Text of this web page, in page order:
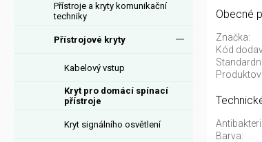
Přístroje a kryty komunikační
techniky
Přístrojové kryty
Kabelový vstup
Kryt pro domácí spínací
přístroje
Kryt signálního osvětlení
Obecné
Značka:
Kód
Barva: